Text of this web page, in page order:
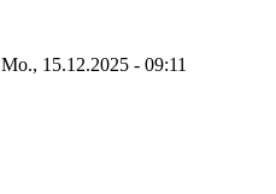
Mo., 15.12.2025 - 09:11